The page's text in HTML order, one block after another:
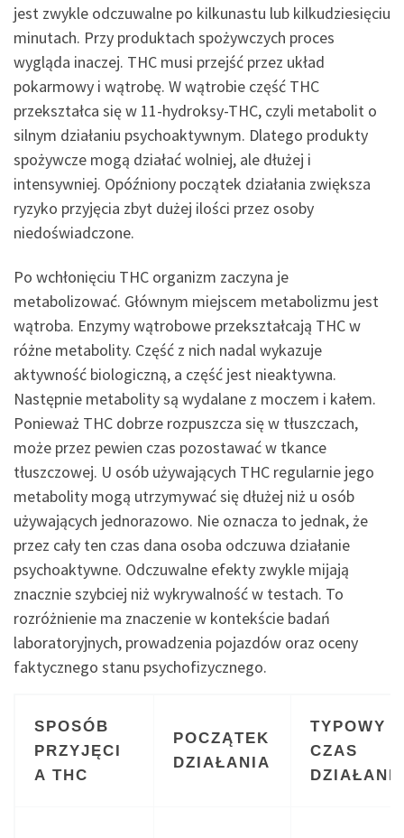
jest zwykle odczuwalne po kilkunastu lub kilkudziesięciu
minutach. Przy produktach spożywczych proces
wygląda inaczej. THC musi przejść przez układ
pokarmowy i wątrobę. W wątrobie część THC
przekształca się w 11-hydroksy-THC, czyli metabolit o
silnym działaniu psychoaktywnym. Dlatego produkty
spożywcze mogą działać wolniej, ale dłużej i
intensywniej. Opóźniony początek działania zwiększa
ryzyko przyjęcia zbyt dużej ilości przez osoby
niedoświadczone.
Po wchłonięciu THC organizm zaczyna je
metabolizować. Głównym miejscem metabolizmu jest
wątroba. Enzymy wątrobowe przekształcają THC w
różne metabolity. Część z nich nadal wykazuje
aktywność biologiczną, a część jest nieaktywna.
Następnie metabolity są wydalane z moczem i kałem.
Ponieważ THC dobrze rozpuszcza się w tłuszczach,
może przez pewien czas pozostawać w tkance
tłuszczowej. U osób używających THC regularnie jego
metabolity mogą utrzymywać się dłużej niż u osób
używających jednorazowo. Nie oznacza to jednak, że
przez cały ten czas dana osoba odczuwa działanie
psychoaktywne. Odczuwalne efekty zwykle mijają
znacznie szybciej niż wykrywalność w testach. To
rozróżnienie ma znaczenie w kontekście badań
laboratoryjnych, prowadzenia pojazdów oraz oceny
faktycznego stanu psychofizycznego.
SPOSÓB
PRZYJĘCI
A THC
POCZĄTEK
DZIAŁANIA
TYPOWY
CZAS